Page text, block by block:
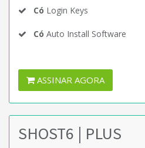
Có Login Keys
Có Auto Install Software
ASSINAR AGORA
SHOST6 | PLUS